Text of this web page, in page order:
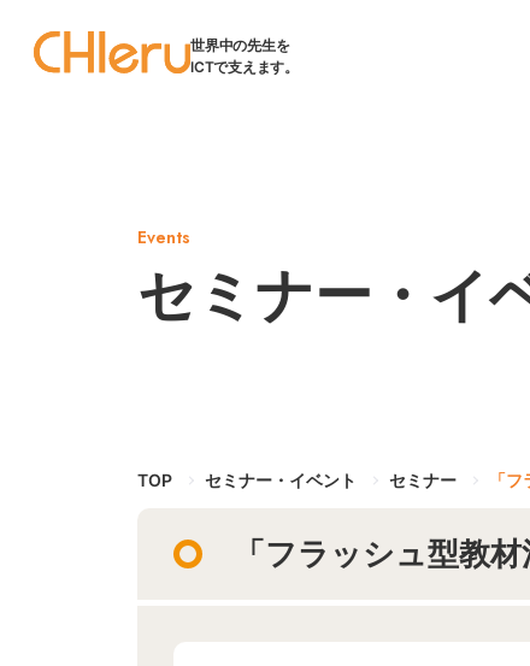
世界中の先生を
ICTで支えます。
Events
セミナー・イ
TOP セミナー・イベント セミナー 「
「フラッシュ型教